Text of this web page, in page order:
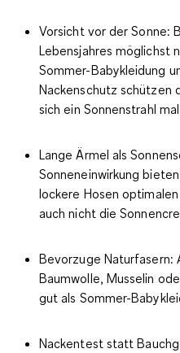
Vorsicht vor der Sonne:
Lebensjahres möglichst
Sommer-Babykleidung
Nackenschutz schützen
sich ein Sonnenstrahl
Lange Ärmel als
Sonneneinwirkung
lockere Hosen
auch nicht die
Bevorzuge Naturfasern:
Baumwolle, Musselin
gut als Sommer-
Nackentest statt